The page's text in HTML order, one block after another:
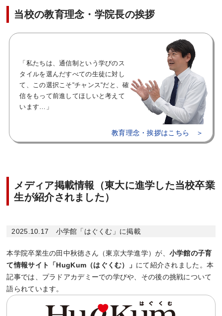
当校の教育理念・学院長の挨拶
「私たちは、通信制という学びのス
タイルを選んだすべての生徒に対し
て、この選択こそ“チャンス“だと、確
信をもって前進してほしいと考えて
います…」
教育理念・挨拶はこちら ＞
メディア掲載情報（東大に進学した当校卒業
生が紹介されました）
2025.10.17 小学館「はぐくむ」に掲載
本学院卒業生の田中秋徳さん（東京大学進学）が、 小学館の子育
て情報サイト「HugKum（はぐくむ）」 にて紹介されました。本
記事では、プラドアカデミーでの学びや、その後の挑戦について
語られています。